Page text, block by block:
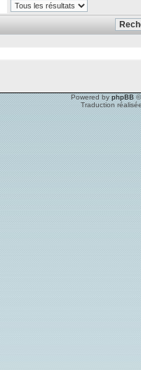
Powered by phpBB
Traduction